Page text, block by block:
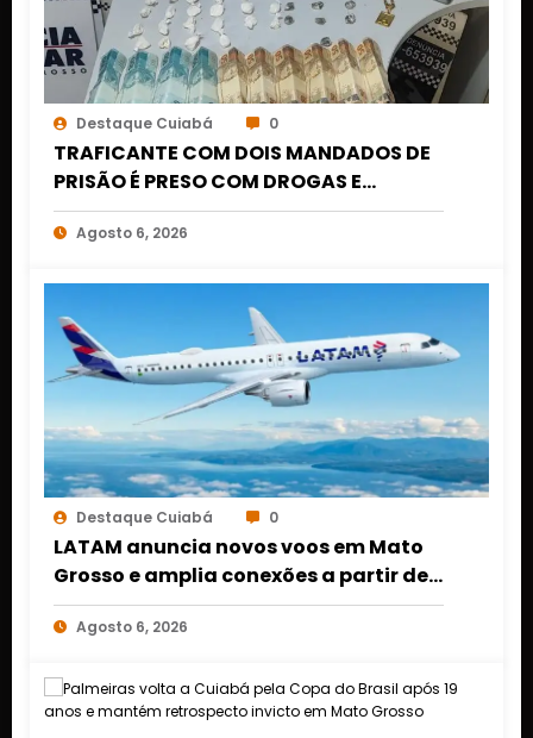
Destaque Cuiabá 0
TRAFICANTE COM DOIS MANDADOS DE
PRISÃO É PRESO COM DROGAS E
DINHEIRO NO 1º DE MARÇO EM CUIABÁ
Agosto 6, 2026
Destaque Cuiabá 0
LATAM anuncia novos voos em Mato
Grosso e amplia conexões a partir de
Cuiabá e Rondonópolis
Agosto 6, 2026